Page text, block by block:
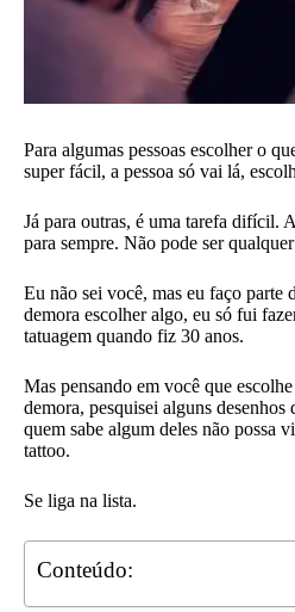
Para algumas pessoas escolher o
super fácil, a pessoa só vai lá,
Já para outras, é uma tarefa difícil.
para sempre. Não pode ser
Eu não sei você, mas eu faço parte
demora escolher algo, eu só fui
tatuagem quando fiz 30 anos.
Mas pensando em você que
demora, pesquisei alguns desenhos
quem sabe algum deles não possa
tattoo.
Se liga na lista.
Conteúdo: